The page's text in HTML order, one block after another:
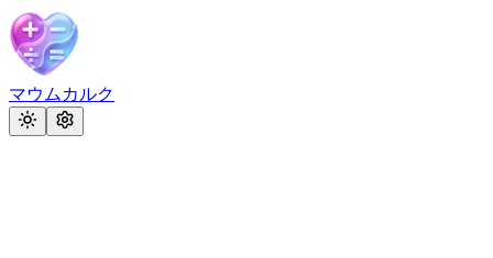
マウムカルク